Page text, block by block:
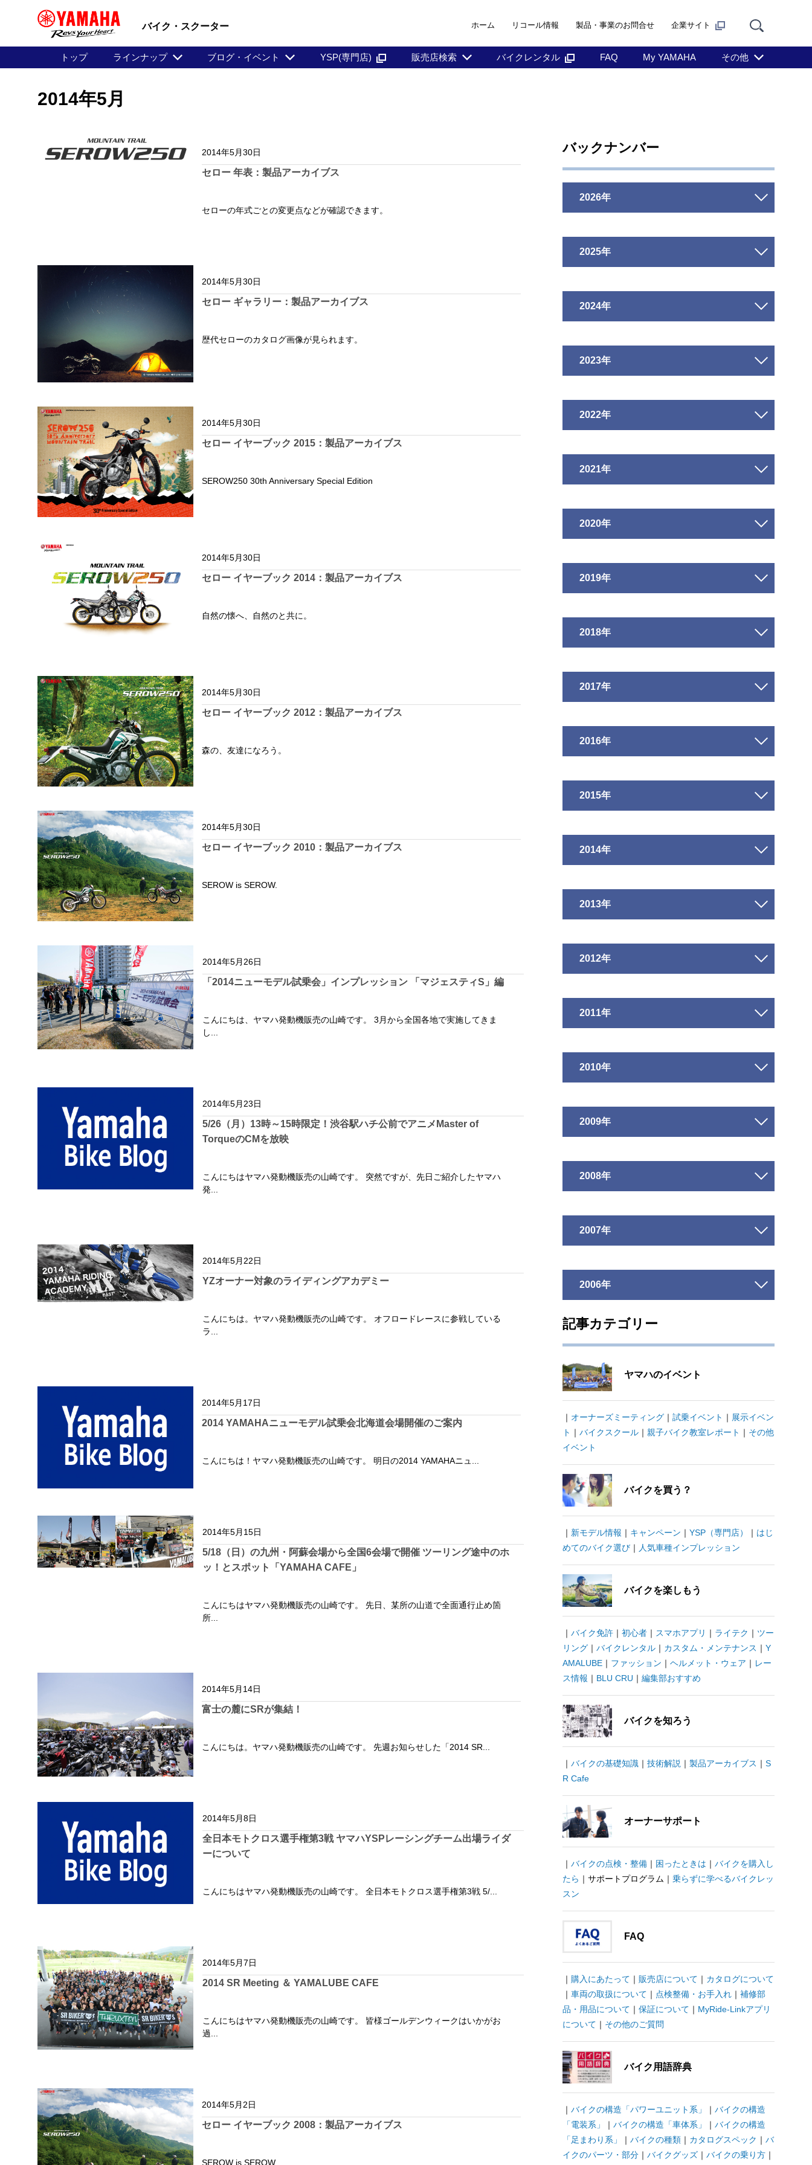
バイク・スクーター ホーム リコール情報 製品・事業のお問合せ 企業サイト
トップ ラインナップ ブログ・イベント YSP(専門店) 販売店検索 バイクレンタル FAQ My YAMAHA その他
2014年5月
2014年5月30日
セロー 年表：製品アーカイブス
セローの年式ごとの変更点などが確認できます。
2014年5月30日
セロー ギャラリー：製品アーカイブス
歴代セローのカタログ画像が見られます。
2014年5月30日
セロー イヤーブック 2015：製品アーカイブス
SEROW250 30th Anniversary Special Edition
2014年5月30日
セロー イヤーブック 2014：製品アーカイブス
自然の懐へ、自然のと共に。
2014年5月30日
セロー イヤーブック 2012：製品アーカイブス
森の、友達になろう。
2014年5月30日
セロー イヤーブック 2010：製品アーカイブス
SEROW is SEROW.
2014年5月26日
「2014ニューモデル試乗会」インプレッション 「マジェスティS」編
こんにちは、ヤマハ発動機販売の山崎です。 3月から全国各地で実施してきま
し...
2014年5月23日
5/26（月）13時～15時限定！渋谷駅ハチ公前でアニメMaster of
TorqueのCMを放映
こんにちはヤマハ発動機販売の山崎です。 突然ですが、先日ご紹介したヤマハ
発...
2014年5月22日
YZオーナー対象のライディングアカデミー
こんにちは。ヤマハ発動機販売の山崎です。 オフロードレースに参戦している
ラ...
2014年5月17日
2014 YAMAHAニューモデル試乗会北海道会場開催のご案内
こんにちは！ヤマハ発動機販売の山崎です。 明日の2014 YAMAHAニュ...
2014年5月15日
5/18（日）の九州・阿蘇会場から全国6会場で開催 ツーリング途中のホ
ッ！とスポット「YAMAHA CAFE」
こんにちはヤマハ発動機販売の山崎です。 先日、某所の山道で全面通行止め箇
所...
2014年5月14日
富士の麓にSRが集結！
こんにちは。ヤマハ発動機販売の山崎です。 先週お知らせした「2014 SR...
2014年5月8日
全日本モトクロス選手権第3戦 ヤマハYSPレーシングチーム出場ライダ
ーについて
こんにちはヤマハ発動機販売の山崎です。 全日本モトクロス選手権第3戦 5/...
2014年5月7日
2014 SR Meeting ＆ YAMALUBE CAFE
こんにちはヤマハ発動機販売の山崎です。 皆様ゴールデンウィークはいかがお
過...
2014年5月2日
セロー イヤーブック 2008：製品アーカイブス
SEROW is SEROW.
バックナンバー
2026年
2025年
2024年
2023年
2022年
2021年
2020年
2019年
2018年
2017年
2016年
2015年
2014年
2013年
2012年
2011年
2010年
2009年
2008年
2007年
2006年
記事カテゴリー
ヤマハのイベント
｜ オーナーズミーティング｜ 試乗イベント ｜ 展示イベン
ト ｜ バイクスクール｜ 親子バイク教室レポート ｜ その他
イベント
バイクを買う？
｜ 新モデル情報 ｜ キャンペーン ｜ YSP（専門店） ｜ はじ
めてのバイク選び｜ 人気車種インプレッション
バイクを楽しもう
｜ バイク免許｜ 初心者｜ スマホアプリ ｜ ライテク ｜ ツー
リング｜ バイクレンタル｜ カスタム・メンテナンス ｜ Y
AMALUBE｜ ファッション ｜ ヘルメット・ウェア ｜ レー
ス情報 ｜ BLU CRU ｜ 編集部おすすめ
バイクを知ろう
｜ バイクの基礎知識｜ 技術解説 ｜ 製品アーカイブス ｜ S
R Cafe
オーナーサポート
｜ バイクの点検・整備｜ 困ったときは ｜ バイクを購入し
たら ｜サポートプログラム｜ 乗らずに学べるバイクレッ
スン
FAQ
｜ 購入にあたって ｜ 販売店について ｜ カタログについて
｜ 車両の取扱について ｜ 点検整備・お手入れ｜ 補修部
品・用品について ｜ 保証について ｜ MyRide-Linkアプリ
について ｜ その他のご質問
バイク用語辞典
｜ バイクの構造「パワーユニット系」 ｜ バイクの構造
「電装系」
｜ バイクの構造「車体系」 ｜ バイクの構造
「足まわり系」
｜ バイクの種類｜ カタログスペック ｜ バ
イクのパーツ・部分｜ バイクグッズ｜ バイクの乗り方｜